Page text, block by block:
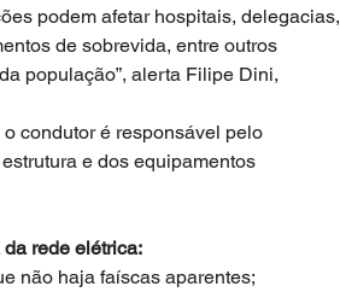
podem afetar hospitais, delegacias,
de sobrevida, entre outros
população”, alerta Filipe Dini,
condutor é responsável pelo
e dos equipamentos
rede elétrica:
não haja faíscas aparentes;